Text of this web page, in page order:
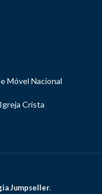
Móvel Nacional
Crista
Jumpseller.